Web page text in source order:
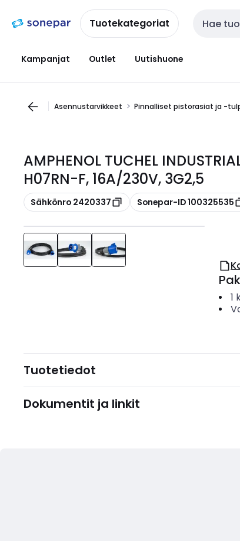
navigointiinsisältöönTuotekategoriat Haku
Kampanjat Outlet Uutishuone
Asennustarvikkeet Pinnalliset pistorasiat ja -
AMPHENOL TUCHEL
H07RN-F, 16A/230V, 3G2,5
Kopioi
Sähkönro 2420337 Kopioi
Sonepar-ID 100325535
1
Tuotetiedot
Dokumentit ja linkit